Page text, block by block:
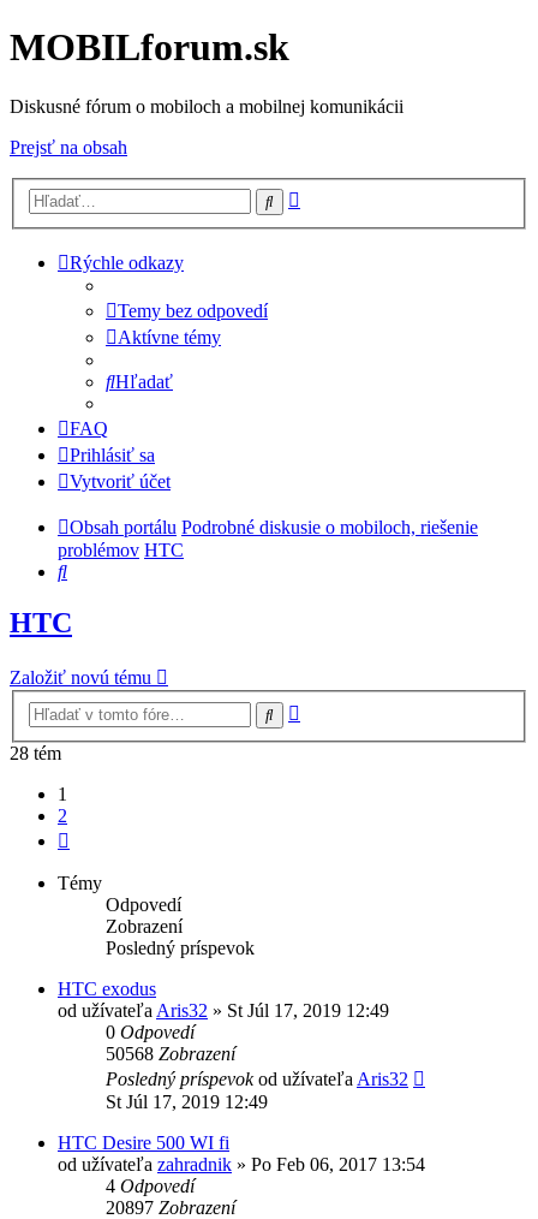
MOBILforum.sk
Diskusné fórum o mobiloch a mobilnej komunikácii
Prejsť na obsah
Hľadať
Rýchle odkazy
Temy bez odpovedí
Aktívne témy
Hľadať
FAQ
Prihlásiť sa
Vytvoriť účet
Obsah portálu Podrobné diskusie o mobiloch, riešenie
problémov HTC
Hľadať
HTC
Založiť novú tému
Hľadať
28 tém
1
2
Témy
Odpovedí
Zobrazení
Posledný príspevok
HTC exodus
od užívateľa Aris32 » St Júl 17, 2019 12:49
0 Odpovedí
50568 Zobrazení
Posledný príspevokod užívateľa Aris32
St Júl 17, 2019 12:49
HTC Desire 500 WI fi
od užívateľa zahradnik » Po Feb 06, 2017 13:54
4 Odpovedí
20897 Zobrazení